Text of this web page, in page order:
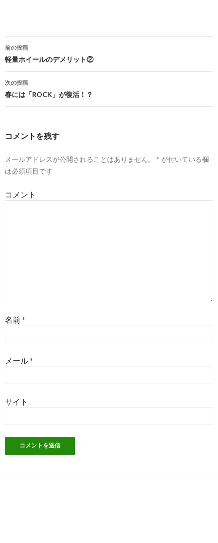
投
稿
ナ
ゲ
シ
ン
前の投稿
軽量ホイールのデメリット②
次の投稿
春には「ROCK」が復活！？
コメントを残す
メールアドレスが公開されることはありません。 * が付いている欄
は必須項目です
コメント
名前*
メール*
サイト